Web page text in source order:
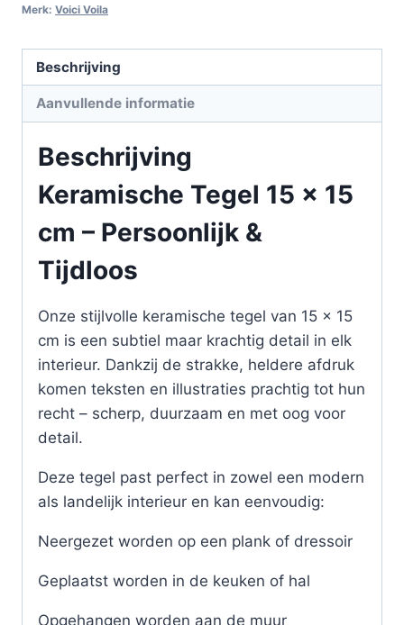
Merk: Voici Voila
Beschrijving
Aanvullende informatie
Beschrijving
Keramische Tegel 15 x 15
cm – Persoonlijk &
Tijdloos
Onze stijlvolle keramische tegel van 15 x 15
cm is een subtiel maar krachtig detail in elk
interieur. Dankzij de strakke, heldere afdruk
komen teksten en illustraties prachtig tot hun
recht – scherp, duurzaam en met oog voor
detail.
Deze tegel past perfect in zowel een modern
als landelijk interieur en kan eenvoudig:
Neergezet worden op een plank of dressoir
Geplaatst worden in de keuken of hal
Opgehangen worden aan de muur